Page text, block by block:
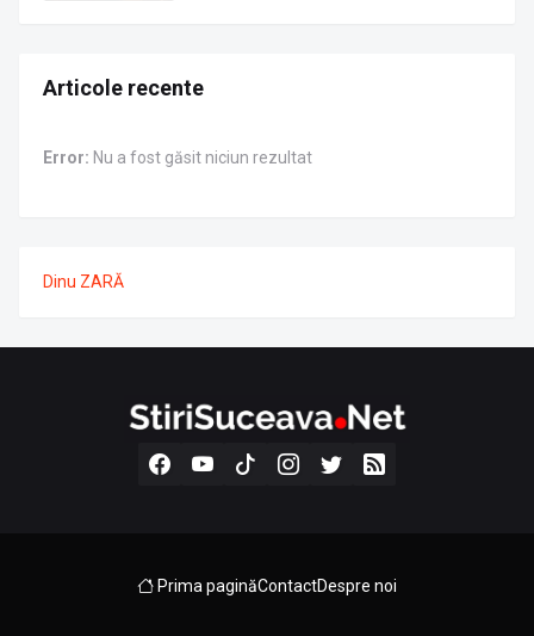
Articole recente
Error: Nu a fost găsit niciun rezultat
Dinu ZARĂ
Prima paginăContactDespre noi